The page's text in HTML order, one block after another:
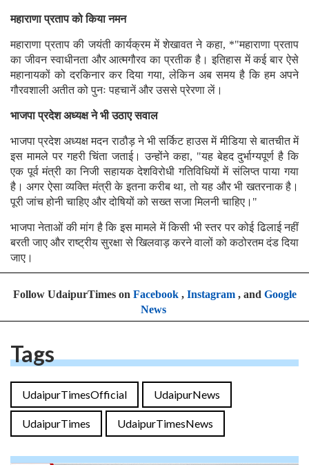
महाराणा प्रताप को किया नमन
महाराणा प्रताप की जयंती कार्यक्रम में शेखावत ने कहा, *"महाराणा प्रताप
का जीवन स्वाधीनता और आत्मगौरव का प्रतीक है। इतिहास में कई बार ऐसे
महानायकों को दरकिनार कर दिया गया, लेकिन अब समय है कि हम अपने
गौरवशाली अतीत को पुनः पहचानें और उससे प्रेरणा लें।
भाजपा प्रदेश अध्यक्ष ने भी उठाए सवाल
भाजपा प्रदेश अध्यक्ष मदन राठौड़ ने भी सर्किट हाउस में मीडिया से बातचीत में
इस मामले पर गहरी चिंता जताई। उन्होंने कहा, "यह बेहद दुर्भाग्यपूर्ण है कि
एक पूर्व मंत्री का निजी सहायक देशविरोधी गतिविधियों में संलिप्त पाया गया
है। अगर ऐसा व्यक्ति मंत्री के इतना करीब था, तो यह और भी खतरनाक है।
पूरी जांच होनी चाहिए और दोषियों को सख्त सजा मिलनी चाहिए।"
भाजपा नेताओं की मांग है कि इस मामले में किसी भी स्तर पर कोई ढिलाई नहीं
बरती जाए और राष्ट्रीय सुरक्षा से खिलवाड़ करने वालों को कठोरतम दंड दिया
जाए।
Follow UdaipurTimes on Facebook, Instagram, and Google
News
Tags
UdaipurTimesOfficial UdaipurNews
UdaipurTimes UdaipurTimesNews